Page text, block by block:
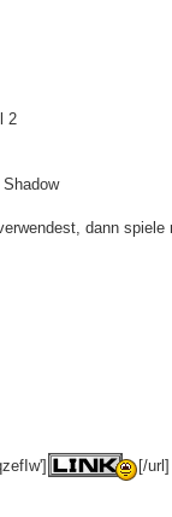
2
dann spiele
[/url]